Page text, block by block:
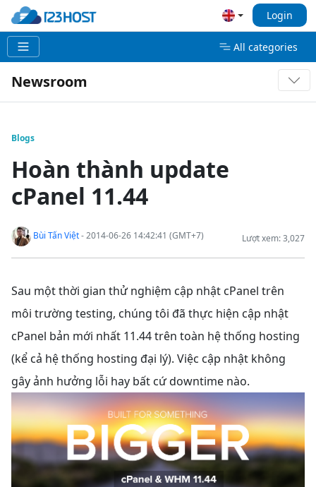
Login
All categories
Newsroom
Blogs
Hoàn thành update
cPanel 11.44
Lượt xem: 3,027
Bùi Tấn Việt- 2014-06-26 14:42:41 (GMT+7)
Sau một thời gian thử nghiệm cập nhật cPanel trên
môi trường testing, chúng tôi đã thực hiện cập nhật
cPanel bản mới nhất 11.44 trên toàn hệ thống hosting
(kể cả hệ thống hosting đại lý). Việc cập nhật không
gây ảnh hưởng lỗi hay bất cứ downtime nào.